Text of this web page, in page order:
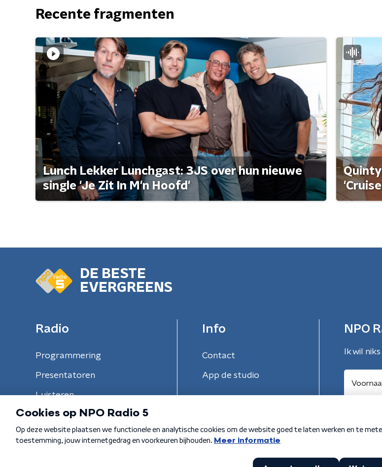
Recente fragmenten
Lunch Lekker Lunchgast: 3JS over hun nieuwe
single 'Je Zit In M'n Hoofd'
DE BESTE
EVERGREENS
Radio
Programmering
Presentatoren
Luisteren
Info
Contact
App de studio
NPO
Ik wil
Algemene voorwaarden Privacybeleid